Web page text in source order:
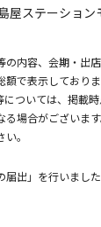
屋ステーショ
内容、会期・出
で表示しておりま
ついては、掲載
場合がございます
。
出」を行いまし